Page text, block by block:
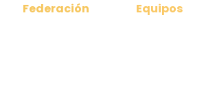
Federación Equipos